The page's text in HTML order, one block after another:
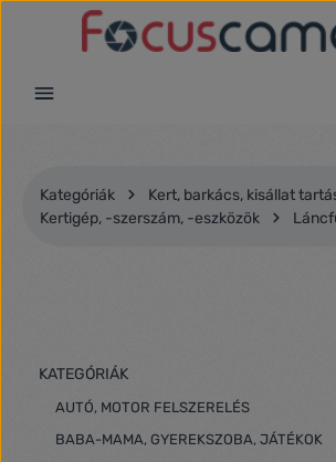
Ugrás a fő tartalomra
Kategóriák
Kert, barkács, kisállat
Kertigép, -szerszám, -eszközök
KATEGÓRIÁK
AUTÓ, MOTOR FELSZERELÉS
BABA-MAMA, GYEREKSZOBA, JÁTÉKOK